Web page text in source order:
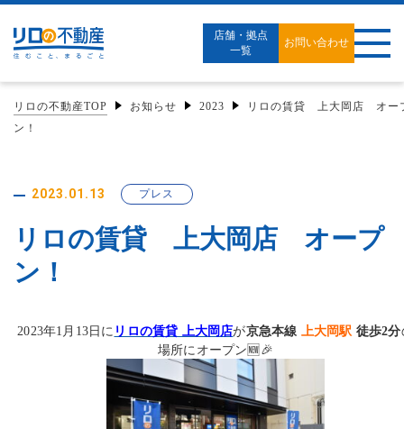
店舗・拠点
一覧
お問い合わせ
リロの不動産TOP お知らせ 2023
リロの賃貸 上大岡店 オー
ン！
2023.01.13 プレス
リロの賃貸 上大岡店 オープ
ン！
2023年1月13日に リロの賃貸 上大岡店が京急本線 上大岡駅 徒歩2分
場所にオープン🆕🎉